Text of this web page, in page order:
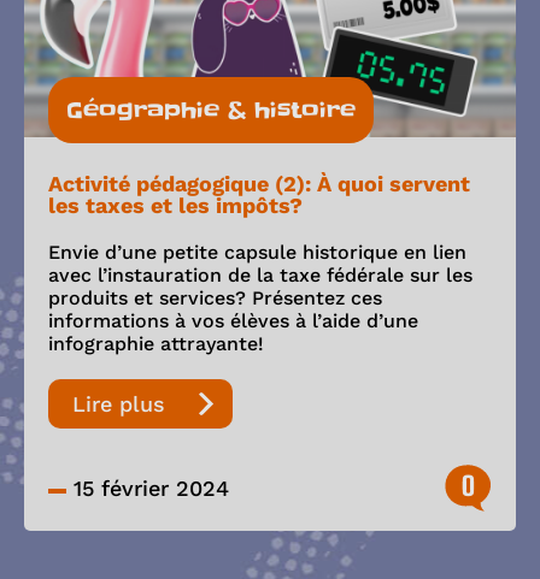
Géographie & histoire
Activité pédagogique (2): À quoi servent
les taxes et les impôts?
Envie d’une petite capsule historique en lien
avec l’instauration de la taxe fédérale sur les
produits et services? Présentez ces
informations à vos élèves à l’aide d’une
infographie attrayante!
Lire plus
15 février 2024 0